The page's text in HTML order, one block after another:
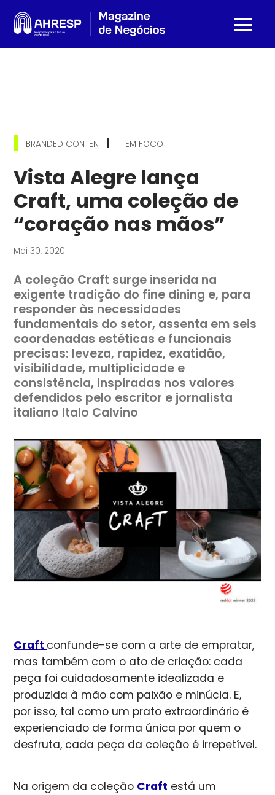
BRANDED CONTENT | EM FOCO
Vista Alegre lança
Craft, uma coleção de
“coração nas mãos”
Mai 30, 2020
A coleção Craft surge inserida na
exigente tradição do fine dining e, para
responder às necessidades
fundamentais do setor, assenta em seis
coordenadas estéticas e funcionais
precisas: leveza, rapidez, exatidão,
visibilidade, multiplicidade e
consistência, inspiradas nos valores
defendidos pelo escritor e jornalista
italiano Italo Calvino
Craft confunde-se com a arte de empratar,
mas também com o ato de criação: cada
peça foi cuidadosamente idealizada e
produzida à mão com paixão e minúcia. E,
por isso, tal como um prato extraordinário é
experienciado de forma única por quem o
desfruta, cada peça da coleção é irrepetível.
Na origem da coleção Craft está um